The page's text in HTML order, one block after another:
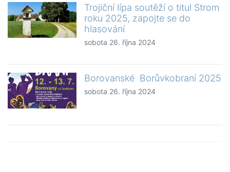
Trojiční lípa soutěží o titul Strom
roku 2025, zapojte se do
hlasování
sobota 26. října 2024
Borovanské Borůvkobraní 2025
sobota 26. října 2024